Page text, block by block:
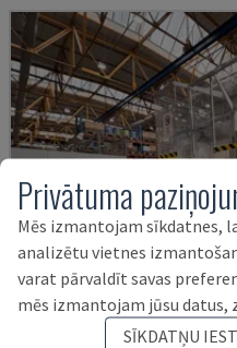
Privātuma
Mēs izmantojam sīkdatnes,
analizētu vietnes
varat pārvaldīt savas
mēs izmantojam jūsu datus,
SĪKDATŅU